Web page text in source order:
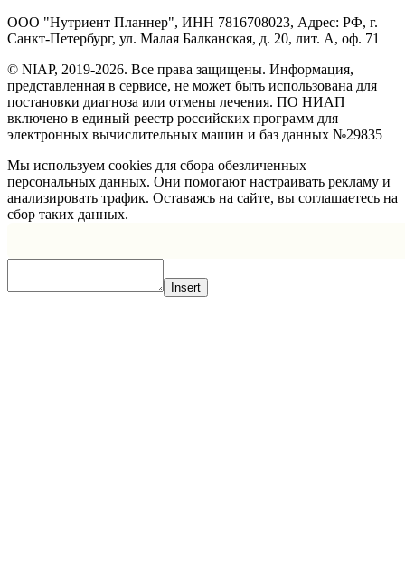
ООО "Нутриент Планнер", ИНН 7816708023, Адрес: РФ, г.
Санкт-Петербург, ул. Малая Балканская, д. 20, лит. А, оф. 71
© NIAP, 2019-2026. Все права защищены. Информация,
представленная в сервисе, не может быть использована для
постановки диагноза или отмены лечения. ПО НИАП
включено в единый реестр российских программ для
электронных вычислительных машин и баз данных №29835
Мы используем cookies для сбора обезличенных
персональных данных. Они помогают настраивать рекламу и
анализировать трафик. Оставаясь на сайте, вы соглашаетесь на
сбор таких данных.
Insert